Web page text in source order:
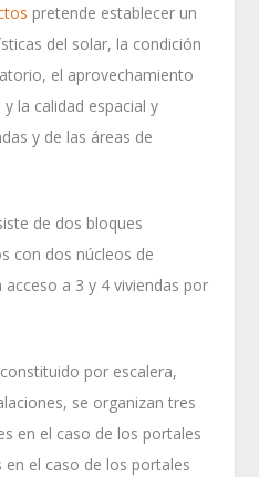
pretende establecer un
del solar, la condición
el aprovechamiento
la calidad espacial y
y de las áreas de
de dos bloques
con dos núcleos de
a 3 y 4 viviendas por
por escalera,
se organizan tres
en el caso de los portales
el caso de los portales